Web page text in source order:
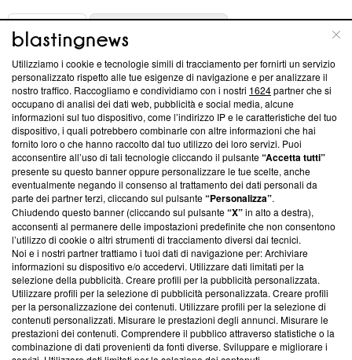
ABOUT
Questa sezione offre informazioni trasparenti su Blasting
News, sui nostri processi editoriali e su come ci impegniamo a
creare news di qualità. Inoltre, afferma la nostra aderenza a
‘Trust Project - News with Integrity’Blasting News non è
ancora membro del programma, ma ha richiesto di farne
parte; Trust Project non ha ancora effettuato una verifica di
conformità agli standard.
Su di noi
Team editoriale
Corporate
Redazione
Informativa Privacy
Cookie Policy
Utilizziamo i cookie e tecnologie simili di tracciamento per fornirti un servizio
personalizzato rispetto alle tue esigenze di navigazione e per analizzare il
nostro traffico. Raccogliamo e condividiamo con i nostri 1624partner che si
occupano di analisi dei dati web, pubblicità e social media, alcune
informazioni sul tuo dispositivo, come l’indirizzo IP e le caratteristiche del tuo
dispositivo, i quali potrebbero combinarle con altre informazioni che hai
fornito loro o che hanno raccolto dal tuo utilizzo dei loro servizi. Puoi
acconsentire all’uso di tali tecnologie cliccando il pulsante“Accetta tutti”
presente su questo banner oppure personalizzare le tue scelte, anche
eventualmente negando il consenso al trattamento dei dati personali da
parte dei partner terzi, cliccando sul pulsante“Personalizza”.
Chiudendo questo banner (cliccando sul pulsante“X”in alto a destra),
acconsenti al permanere delle impostazioni predefinite che non consentono
l’utilizzo di cookie o altri strumenti di tracciamento diversi dai tecnici.
Noi e i nostri partner trattiamo i tuoi dati di navigazione per: Archiviare
informazioni su dispositivo e/o accedervi. Utilizzare dati limitati per la
selezione della pubblicità. Creare profili per la pubblicità personalizzata.
Utilizzare profili per la selezione di pubblicità personalizzata. Creare profili
per la personalizzazione dei contenuti. Utilizzare profili per la selezione di
contenuti personalizzati. Misurare le prestazioni degli annunci. Misurare le
prestazioni dei contenuti. Comprendere il pubblico attraverso statistiche o la
combinazione di dati provenienti da fonti diverse. Sviluppare e migliorare i